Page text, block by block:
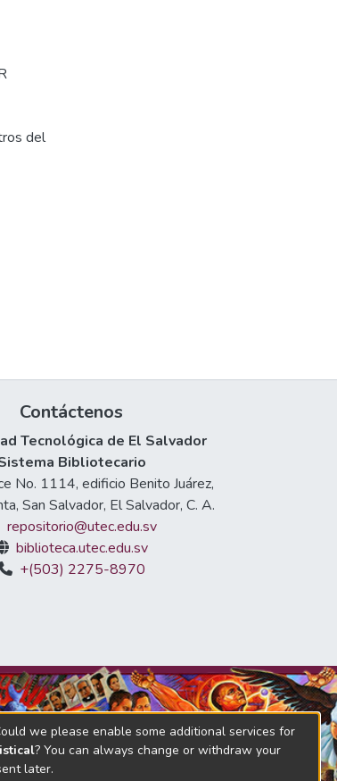
del
Contáctenos
Tecnológica de El Salvador
Bibliotecario
No. 1114, edificio Benito Juárez,
San Salvador, El Salvador, C. A.
repositorio@utec.edu.sv
biblioteca.utec.edu.sv
+(503) 2275-8970
we please enable some additional services for
? You can always change or withdraw your
later.